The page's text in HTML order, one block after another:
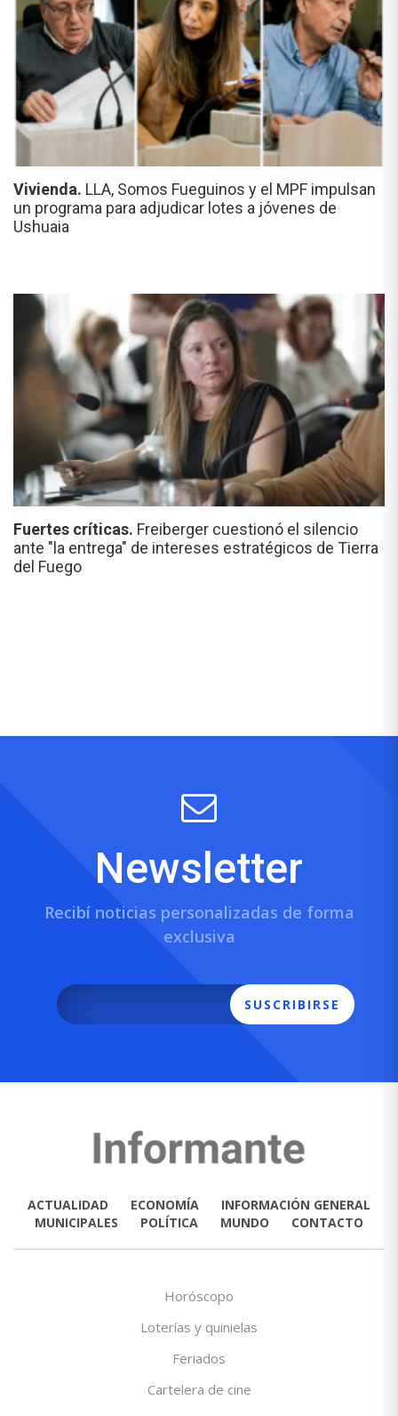
Vivienda. LLA, Somos Fueguinos y el MPF impulsan
un programa para adjudicar lotes a jóvenes de
Ushuaia
Fuertes críticas. Freiberger cuestionó el silencio
ante "la entrega" de intereses estratégicos de Tierra
del Fuego
Newsletter
Recibí noticias personalizadas de forma
exclusiva
SUSCRIBIRSE
ACTUALIDAD ECONOMÍA
INFORMACIÓN GENERAL
MUNICIPALES
POLÍTICA MUNDO CONTACTO
Horóscopo
Loterías y quinielas
Feriados
Cartelera de cine